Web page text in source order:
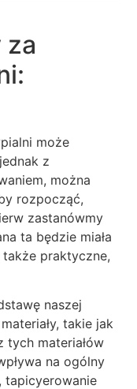
za
może
z
można
rozpocząć,
zastanówmy
ta będzie miała
praktyczne,
naszej
takie jak
tych materiałów
na ogólny
tapicyerowanie